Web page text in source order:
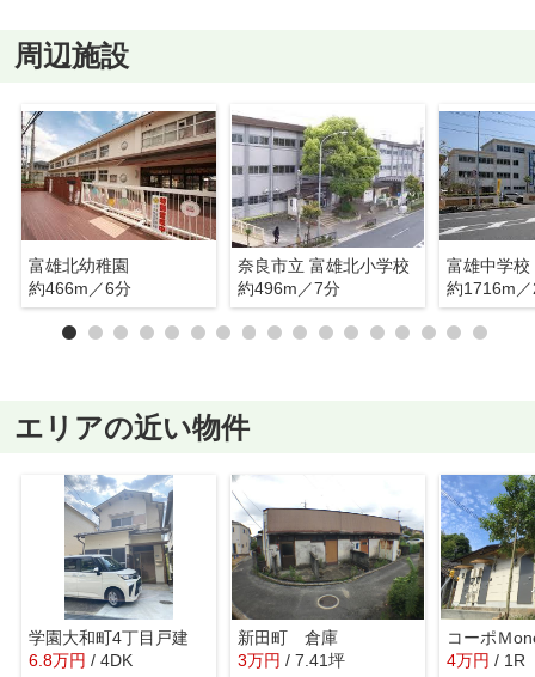
周辺施設
富雄北幼稚園
約466m／6分
奈良市立 富雄北小学校
約496m／7分
富雄中学校
約1716m
エリアの近い物件
学園大和町4丁目戸建
6.8万円 / 4DK
新田町 倉庫
3万円 / 7.41坪
コーポＭ
4万円 / 1R